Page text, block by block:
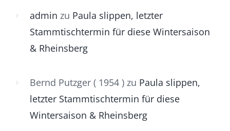
admin zu Paula slippen, letzter
Stammtischtermin für diese Wintersaison
& Rheinsberg
Bernd Putzger ( 1954 ) zu Paula slippen,
letzter Stammtischtermin für diese
Wintersaison & Rheinsberg